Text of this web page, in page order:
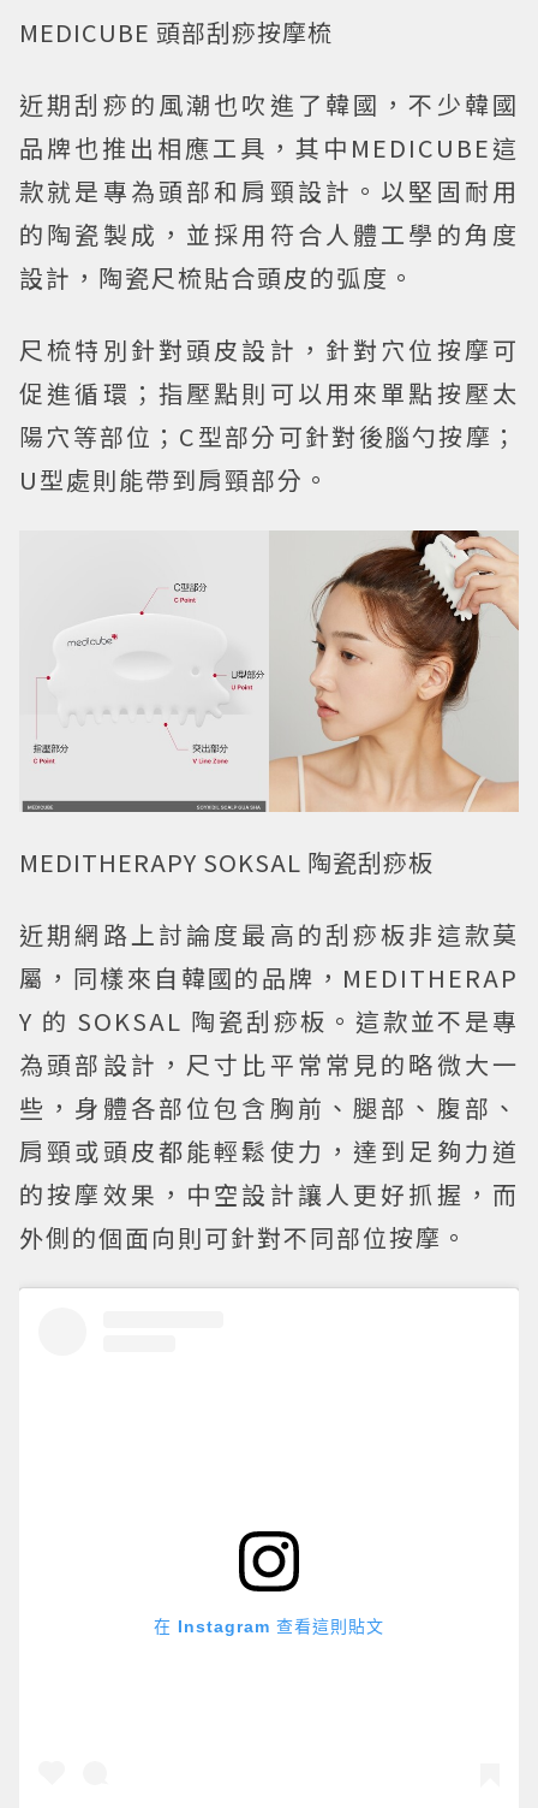
MEDICUBE 頭部刮痧按摩梳
近期刮痧的風潮也吹進了韓國，不少韓國
品牌也推出相應工具，其中MEDICUBE這
款就是專為頭部和肩頸設計。以堅固耐用
的陶瓷製成，並採用符合人體工學的角度
設計，陶瓷尺梳貼合頭皮的弧度。
尺梳特別針對頭皮設計，針對穴位按摩可
促進循環；指壓點則可以用來單點按壓太
陽穴等部位；C型部分可針對後腦勺按摩；
U型處則能帶到肩頸部分。
MEDITHERAPY SOKSAL 陶瓷刮痧板
近期網路上討論度最高的刮痧板非這款莫
屬，同樣來自韓國的品牌，MEDITHERAP
Y 的 SOKSAL 陶瓷刮痧板。這款並不是專
為頭部設計，尺寸比平常常見的略微大一
些，身體各部位包含胸前、腿部、腹部、
肩頸或頭皮都能輕鬆使力，達到足夠力道
的按摩效果，中空設計讓人更好抓握，而
外側的個面向則可針對不同部位按摩。
在 Instagram 查看這則貼文